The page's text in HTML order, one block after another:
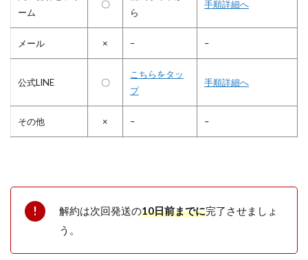
ーム
〇
ら
手順詳細へ
メール × – –
公式LINE 〇
こちらをタッ
プ
手順詳細へ
その他 × – –
解約は次回発送の10日前までに完了させましょ
う。